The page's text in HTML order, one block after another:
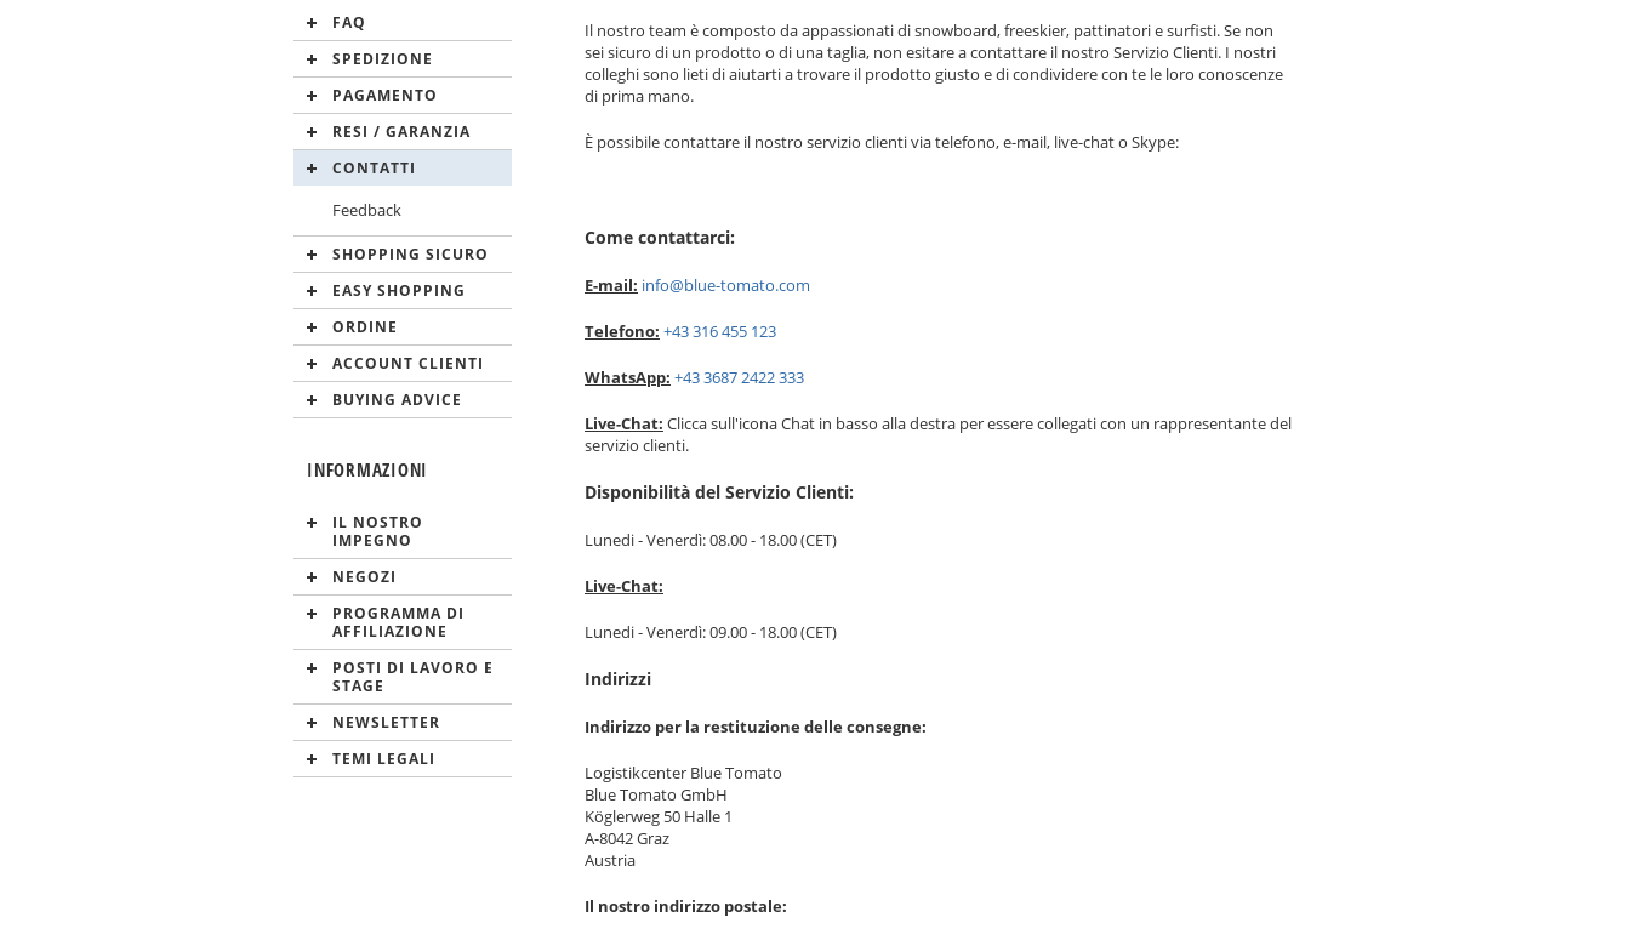
FAQ
SPEDIZIONE
PAGAMENTO
RESI / GARANZIA
CONTATTI
Feedback
SHOPPING SICURO
EASY SHOPPING
ORDINE
ACCOUNT CLIENTI
BUYING ADVICE
INFORMAZIONI
IL NOSTRO
IMPEGNO
NEGOZI
PROGRAMMA DI
AFFILIAZIONE
POSTI DI LAVORO E
STAGE
NEWSLETTER
TEMI LEGALI
Il nostro team è composto da appassionati di snowboard, freeskier, pattinatori e surfisti. Se non
sei sicuro di un prodotto o di una taglia, non esitare a contattare il nostro Servizio Clienti. I nostri
colleghi sono lieti di aiutarti a trovare il prodotto giusto e di condividere con te le loro conoscenze
di prima mano.
È possibile contattare il nostro servizio clienti via telefono, e-mail, live-chat o Skype:
Come contattarci:
E-mail: info@blue-tomato.com
Telefono: +43 316 455 123
WhatsApp: +43 3687 2422 333
Live-Chat: Clicca sull'icona Chat in basso alla destra per essere collegati con un rappresentante del
servizio clienti.
Disponibilità del Servizio Clienti:
Lunedi - Venerdì: 08.00 - 18.00 (CET)
Live-Chat:
Lunedi - Venerdì: 09.00 - 18.00 (CET)
Indirizzi
Indirizzo per la restituzione delle consegne:
Logistikcenter Blue Tomato
Blue Tomato GmbH
Köglerweg 50 Halle 1
A-8042 Graz
Austria
Il nostro indirizzo postale: